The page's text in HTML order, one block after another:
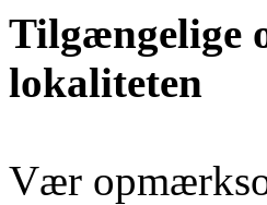
Tilgængelige
lokaliteten
Vær